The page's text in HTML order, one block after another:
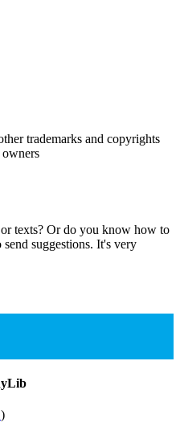
trademarks and copyrights
texts? Or do you know how to
suggestions. It's very
)